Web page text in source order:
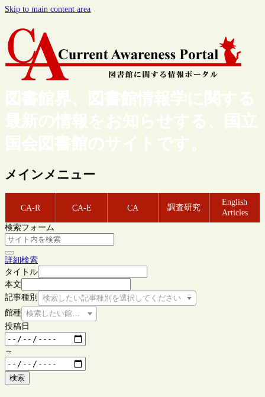
Skip to main content area
図書館界、図書館情報学に関する
最新の情報をお知らせする、国立
国会図書館のサイトです。
メインメニュー
CA-R CA-E CA 調査研究
English
Articles
検索フォーム
詳細検索
タイトル
本文
記事種別
検索したい記事種別を選択してください
館種 検索したい館種を選択してください
投稿日
～
検索